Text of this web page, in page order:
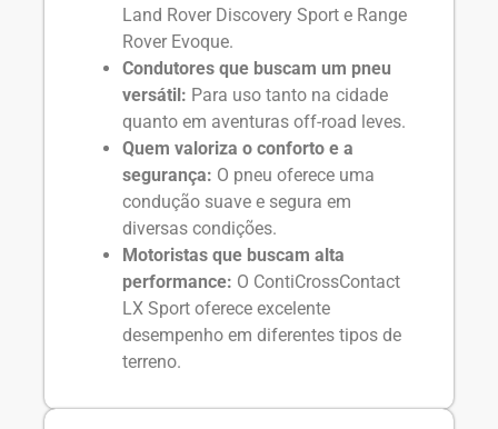
Land Rover Discovery Sport e Range
Rover Evoque.
Condutores que buscam um pneu
versátil: Para uso tanto na cidade
quanto em aventuras off-road leves.
Quem valoriza o conforto e a
segurança: O pneu oferece uma
condução suave e segura em
diversas condições.
Motoristas que buscam alta
performance: O ContiCrossContact
LX Sport oferece excelente
desempenho em diferentes tipos de
terreno.